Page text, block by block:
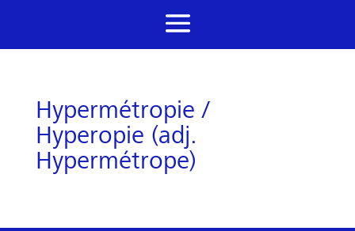
Hypermétropie /
Hyperopie (adj.
Hypermétrope)